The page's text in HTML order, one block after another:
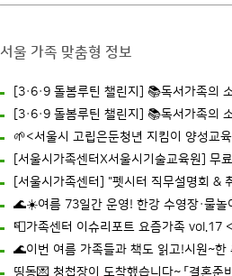
서울 가족 맞춤형 정보
[3·6·9 돌봄루틴 챌린지] 📚독서가족의
[3·6·9 돌봄루틴 챌린지] 📚독서가족의
🌱<서울시 고립은둔청년 지킴이 양성교
[서울시가족센터X서울시기술교육원] 무
[서울시가족센터] "펫시터 직무설명회 &
🌊☀️여름 73일간 운영! 한강 수영장·물놀
📮가족센터 이슈리포트 요즘가족 vol.17
🌊이번 여름 가족들과 책도 읽고!시원~한
띵동💌 청첩장이 도착했습니다~ 「결혼준